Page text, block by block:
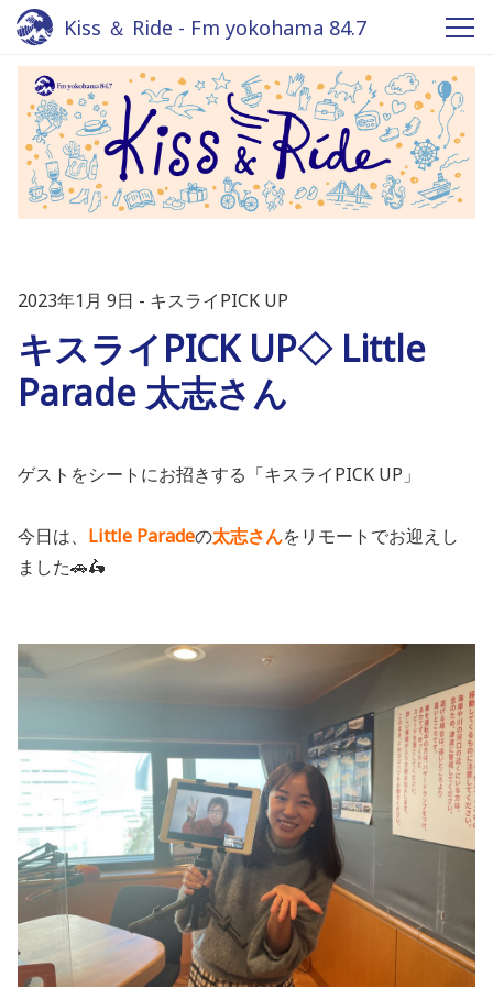
Kiss ＆ Ride - Fm yokohama 84.7
2023年1月 9日 キスライPICK UP
キスライPICK UP◇ Little
Parade 太志さん
ゲストをシートにお招きする「キスライPICK UP」
今日は、 Little Paradeの太志さんをリモートでお迎えし
ました🚗🛵